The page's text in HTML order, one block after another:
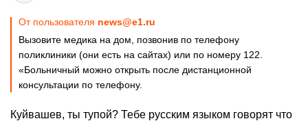
От пользователя news@e1.ru
Вызовите медика на дом, позвонив по телефону
поликлиники (они есть на сайтах) или по номеру 122.
«Больничный можно открыть после дистанционной
консультации по телефону.
Куйвашев, ты тупой? Тебе русским языком говорят что